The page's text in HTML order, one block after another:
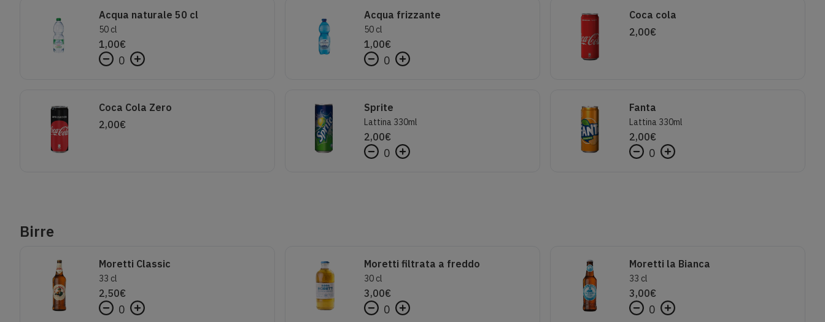
Acqua naturale 50 cl
50 cl
1,00€
0
Acqua frizzante
50 cl
1,00€
0
Coca cola
2,00€
Coca Cola Zero
2,00€
Sprite
Lattina 330ml
2,00€
0
Fanta
Lattina 330ml
2,00€
0
Birre
Moretti Classic
33 cl
2,50€
0
Moretti filtrata a freddo
30 cl
3,00€
0
Moretti la Bianca
33 cl
3,00€
0